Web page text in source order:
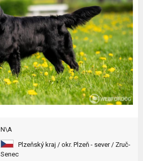
N\A
Plzeňský kraj / okr. Plzeň - sever / Zruč-
Senec